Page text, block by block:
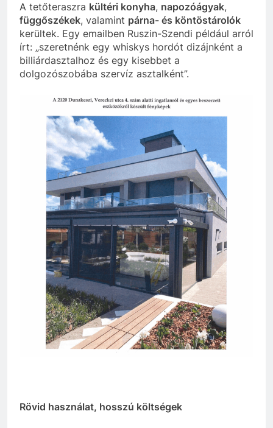
A tetőteraszra kültéri konyha, napozóágyak,
függőszékek, valamint párna- és köntöstárolók
kerültek. Egy emailben Ruszin-Szendi például arról
írt: „szeretnénk egy whiskys hordót dizájnként a
billiárdasztalhoz és egy kisebbet a
dolgozószobába szervíz asztalként”.
Rövid használat, hosszú költségek